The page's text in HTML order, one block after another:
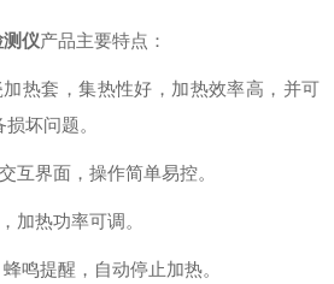
仪产品主要特点：
加热套，集热性好，加热效率高，并可
坏问题。
互界面，操作简单易控。
加热功率可调。
鸣提醒，自动停止加热。